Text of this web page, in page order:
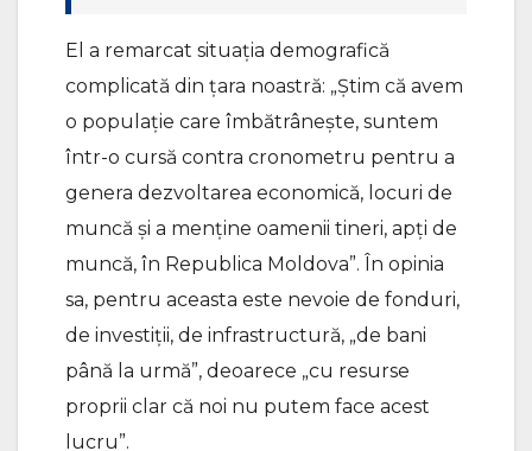
El a remarcat situația demografică
complicată din țara noastră: „Știm că avem
o populație care îmbătrânește, suntem
într-o cursă contra cronometru pentru a
genera dezvoltarea economică, locuri de
muncă și a menține oamenii tineri, apți de
muncă, în Republica Moldova”. În opinia
sa, pentru aceasta este nevoie de fonduri,
de investiții, de infrastructură, „de bani
până la urmă”, deoarece „cu resurse
proprii clar că noi nu putem face acest
lucru”.